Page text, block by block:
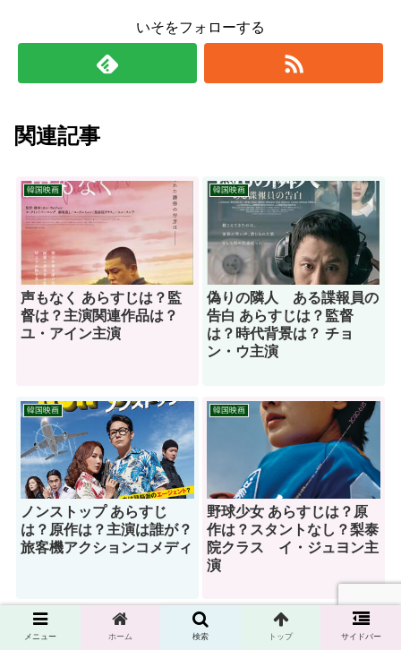
いそをフォローする
関連記事
韓国映画
声もなく あらすじは？監
督は？主演関連作品は？
ユ・アイン主演
韓国映画
偽りの隣人 ある諜報員の
告白 あらすじは？監督
は？時代背景は？ チョ
ン・ウ主演
韓国映画
ノンストップ あらすじ
は？原作は？主演は誰が？
旅客機アクションコメディ
韓国映画
野球少女 あらすじは？原
作は？スタントなし？梨泰
院クラス イ・ジュヨン主
演
韓国映画
メニュー
ホーム 検索 トップ サイドバー